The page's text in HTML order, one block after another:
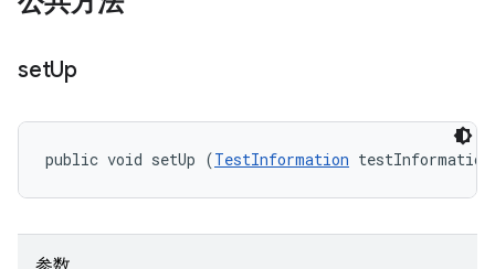
setUp
public void setUp (TestInformation